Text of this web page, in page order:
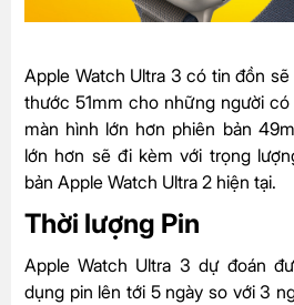
Apple Watch Ultra 3 có tin đồn
thước 51mm cho những người
màn hình lớn hơn phiên bản
lớn hơn sẽ đi kèm với trọng
bản Apple Watch Ultra 2 hiện tại.
Thời lượng Pin
Apple Watch Ultra 3 dự đoán
dụng pin lên tới 5 ngày so với 3